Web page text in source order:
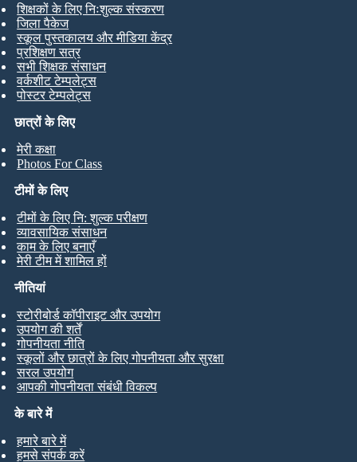
छात्रों के लिए
मेरी कक्षा
Photos For Class
शिक्षकों के लिए निःशुल्क संस्करण
जिला पैकेज
स्कूल पुस्तकालय और मीडिया केंद्र
प्रशिक्षण सत्र
सभी शिक्षक संसाधन
वर्कशीट टेम्पलेट्स
पोस्टर टेम्पलेट्स
टीमों के लिए
टीमों के लिए नि: शुल्क परीक्षण
व्यावसायिक संसाधन
काम के लिए बनाएँ
मेरी टीम में शामिल हों
के बारे में
हमारे बारे में
हमसे संपर्क करें
नीतियां
स्टोरीबोर्ड कॉपीराइट और उपयोग
उपयोग की शर्तें
गोपनीयता नीति
स्कूलों और छात्रों के लिए गोपनीयता और सुरक्षा
सरल उपयोग
आपकी गोपनीयता संबंधी विकल्प